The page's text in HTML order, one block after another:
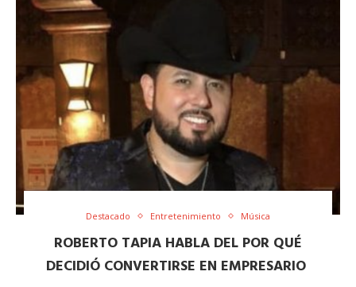
Destacado Entretenimiento Música
ROBERTO TAPIA HABLA DEL POR QUÉ
DECIDIÓ CONVERTIRSE EN EMPRESARIO